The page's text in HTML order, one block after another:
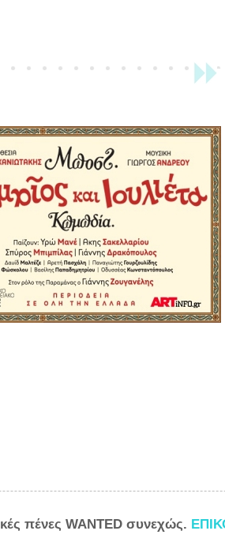
πένες WANTED συνεχώς.